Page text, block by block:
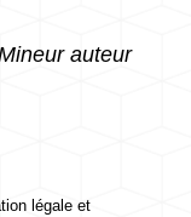
auteur
légale et